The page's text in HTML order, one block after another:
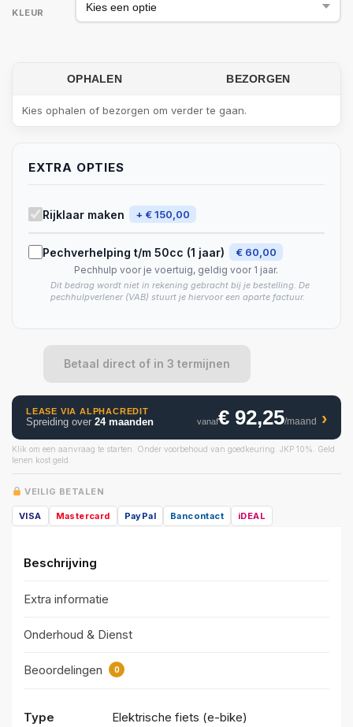
KLEUR
OPHALEN BEZORGEN
Kies ophalen of bezorgen om verder te gaan.
EXTRA OPTIES
Rijklaar maken + € 150,00
Pechverhelping t/m 50cc (1 jaar) € 60,00
Pechhulp voor je voertuig, geldig voor 1 jaar.
Dit bedrag wordt niet in rekening gebracht bij je bestelling. De
pechhulpverlener (VAB) stuurt je hiervoor een aparte factuur.
Betaal direct of in 3 termijnen
LEASE VIA ALPHACREDIT
Spreiding over 24 maanden vanaf€ 92,25/maand ›
Klik om een aanvraag te starten. Onder voorbehoud van goedkeuring. JKP 10%. Geld
lenen kost geld.
VEILIG BETALEN
VISA Mastercard PayPal Bancontact iDEAL
Beschrijving
Extra informatie
Onderhoud & Dienst
Beoordelingen 0
Type
Elektrische fiets (e-bike)